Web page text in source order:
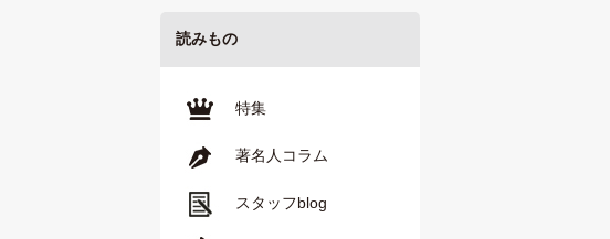
読みもの
特集
著名人コラム
スタッフblog